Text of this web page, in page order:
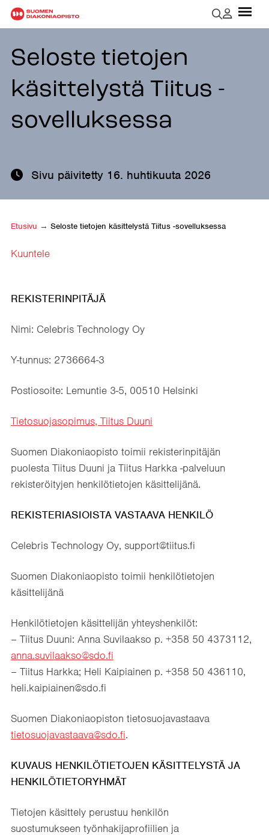
Seloste tietojen
käsittelystä Tiitus -
sovelluksessa
Sivu päivitetty 16. huhtikuuta 2026
Etusivu → Seloste tietojen käsittelystä Tiitus -sovelluksessa
Kuuntele
REKISTERINPITÄJÄ
Nimi: Celebris Technology Oy
Y-tunnus: 2736664-3
Postiosoite: Lemuntie 3-5, 00510 Helsinki
Tietosuojasopimus, Tiitus Duuni
Suomen Diakoniaopisto toimii rekisterinpitäjän
puolesta Tiitus Duuni ja Tiitus Harkka -palveluun
rekisteröityjen henkilötietojen käsittelijänä.
REKISTERIASIOISTA VASTAAVA HENKILÖ
Celebris Technology Oy, support@tiitus.fi
Suomen Diakoniaopisto toimii henkilötietojen
käsittelijänä
Henkilötietojen käsittelijän yhteyshenkilöt:
– Tiitus Duuni: Anna Suvilaakso p. +358 50 4373112,
anna.suvilaakso@sdo.fi
– Tiitus Harkka; Heli Kaipiainen p. +358 50 436110,
heli.kaipiainen@sdo.fi
Suomen Diakoniaopiston tietosuojavastaava
tietosuojavastaava@sdo.fi.
KUVAUS HENKILÖTIETOJEN KÄSITTELYSTÄ JA
HENKILÖTIETORYHMÄT
Tietojen käsittely perustuu henkilön
suostumukseen työnhakijaprofiilien ja